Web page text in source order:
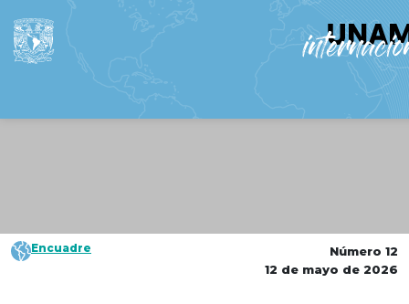
Encuadre
Número 12
12 de mayo de 2026